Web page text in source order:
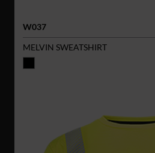
W037
MELVIN SWEATSHIRT